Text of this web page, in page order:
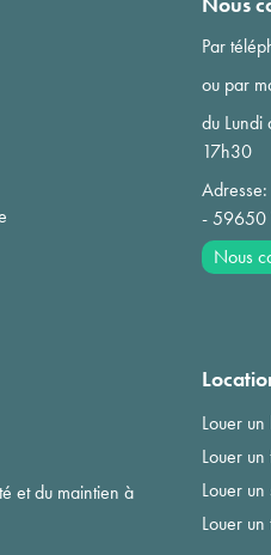
Par
ou par
du
17h30
- 59650
Nous
et du maintien à
Louer
Louer
Louer
Louer